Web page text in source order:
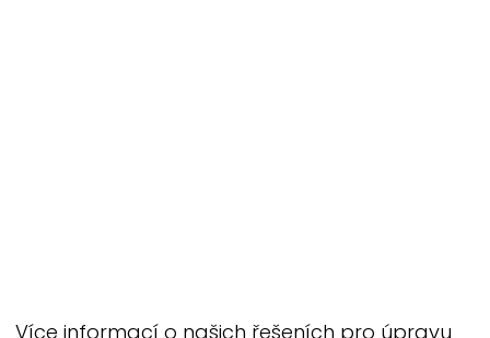
Více informací o našich řešeních pro úpravu